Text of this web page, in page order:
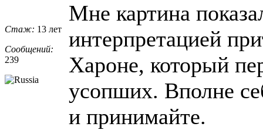
Стаж: 13 лет
Сообщений:
239
Мне картина
интерпретацией
Хароне, который
усопших. Вполне
и принимайте.